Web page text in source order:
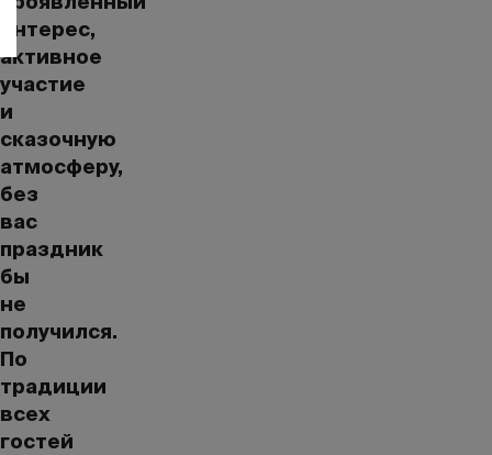
интерес,
активное
участие
и
сказочную
атмосферу,
без
вас
праздник
бы
не
получился.
По
традиции
всех
гостей
10